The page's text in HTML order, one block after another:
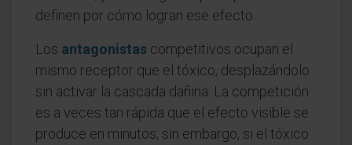
definen por cómo logran ese efecto.
Los antagonistas competitivos ocupan el
mismo receptor que el tóxico, desplazándolo
sin activar la cascada dañina. La competición
es a veces tan rápida que el efecto visible se
produce en minutos; sin embargo, si el tóxico